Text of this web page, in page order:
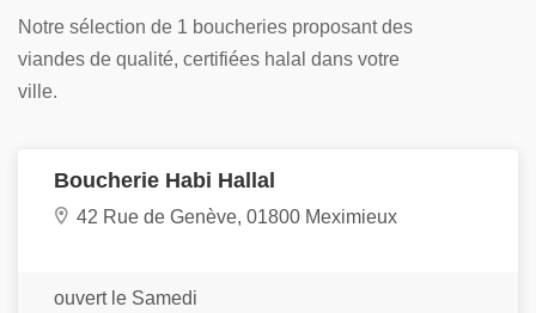
Notre sélection de 1 boucheries proposant des
viandes de qualité, certifiées halal dans votre
ville.
Boucherie Habi Hallal
42 Rue de Genève, 01800 Meximieux
ouvert le Samedi